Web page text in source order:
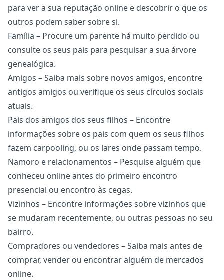
para ver a sua reputação online e descobrir o que os
outros podem saber sobre si.
Família – Procure um parente há muito perdido ou
consulte os seus pais para pesquisar a sua árvore
genealógica.
Amigos – Saiba mais sobre novos amigos, encontre
antigos amigos ou verifique os seus círculos sociais
atuais.
Pais dos amigos dos seus filhos – Encontre
informações sobre os pais com quem os seus filhos
fazem carpooling, ou os lares onde passam tempo.
Namoro e relacionamentos – Pesquise alguém que
conheceu online antes do primeiro encontro
presencial ou encontro às cegas.
Vizinhos – Encontre informações sobre vizinhos que
se mudaram recentemente, ou outras pessoas no seu
bairro.
Compradores ou vendedores – Saiba mais antes de
comprar, vender ou encontrar alguém de mercados
online.